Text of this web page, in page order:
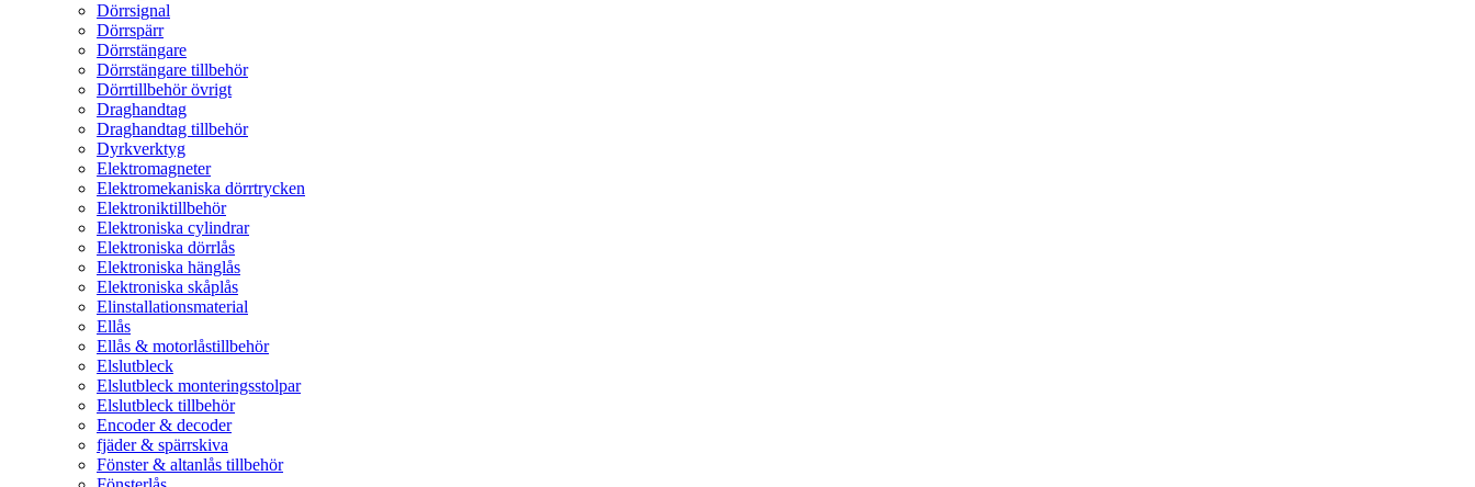
Dörrsignal
Dörrspärr
Dörrstängare
Dörrstängare tillbehör
Dörrtillbehör övrigt
Draghandtag
Draghandtag tillbehör
Dyrkverktyg
Elektromagneter
Elektromekaniska dörrtrycken
Elektroniktillbehör
Elektroniska cylindrar
Elektroniska dörrlås
Elektroniska hänglås
Elektroniska skåplås
Elinstallationsmaterial
Ellås
Ellås & motorlåstillbehör
Elslutbleck
Elslutbleck monteringsstolpar
Elslutbleck tillbehör
Encoder & decoder
fjäder & spärrskiva
Fönster & altanlås tillbehör